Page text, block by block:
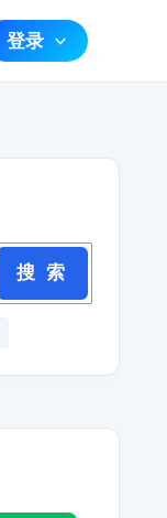
登录
搜 索